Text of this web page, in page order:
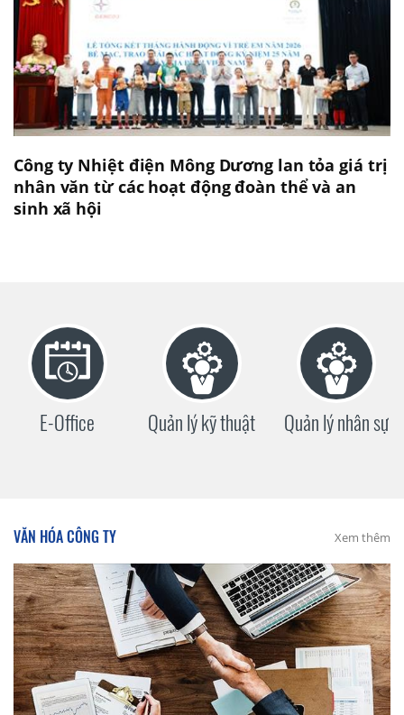
Công ty Nhiệt điện Mông Dương lan tỏa giá trị
nhân văn từ các hoạt động đoàn thể và an
sinh xã hội
E-Office Quản lý kỹ thuật Quản lý nhân sự
VĂN HÓA CÔNG TY Xem thêm